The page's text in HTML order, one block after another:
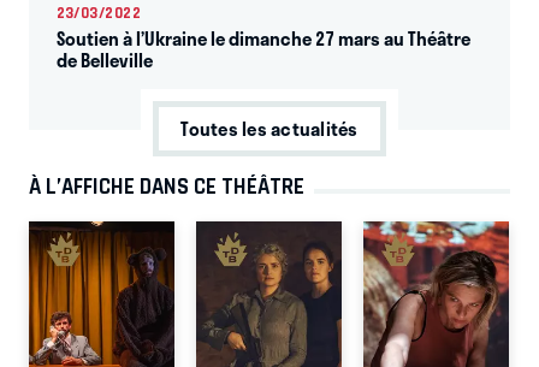
23/03/2022
Soutien à l’Ukraine le dimanche 27 mars au Théâtre
de Belleville
Toutes les actualités
À L’AFFICHE DANS CE THÉÂTRE